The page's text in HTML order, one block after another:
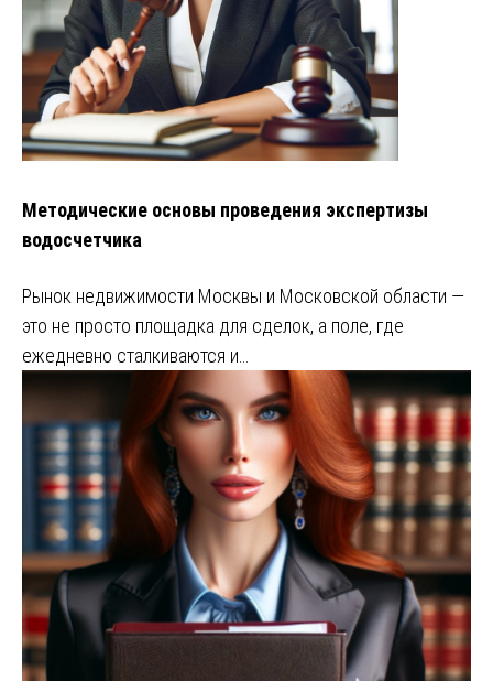
Методические основы проведения экспертизы
водосчетчика
Рынок недвижимости Москвы и Московской области —
это не просто площадка для сделок, а поле, где
ежедневно сталкиваются и…